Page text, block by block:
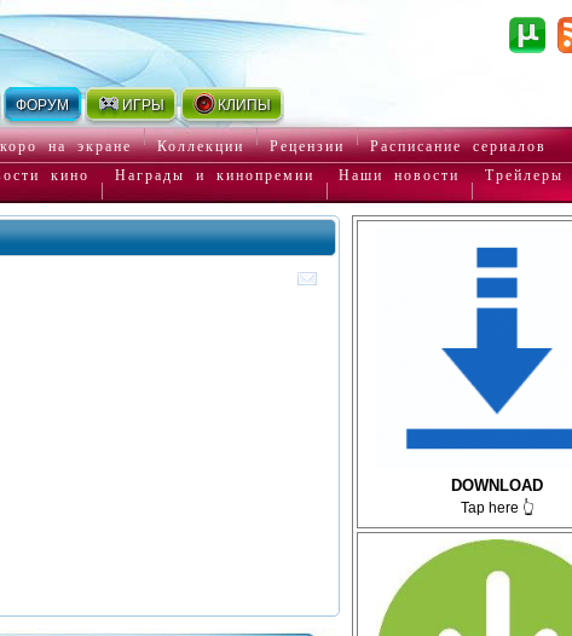
ФОРУМ ИГРЫ КЛИПЫ
на экране Коллекции Рецензии
Расписание сериалов
кино
Награды и кинопремии Наши новости Трейлеры
DOWNLOAD
Tap here 👆